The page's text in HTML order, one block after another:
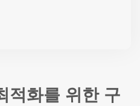
적화를 위한 구